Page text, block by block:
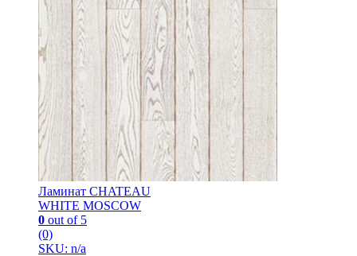
Ламинат CHATEAU
WHITE MOSCOW
0 out of 5
(0)
SKU: n/a